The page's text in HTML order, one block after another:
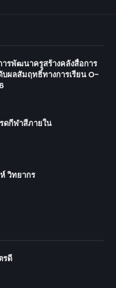
รพัฒนาครูสร้างคลังสื่อการ
ผลสัมฤทธิ์ทางการเรียน O-
ดกีฬาสีภายใน
วิทยากร
รดี